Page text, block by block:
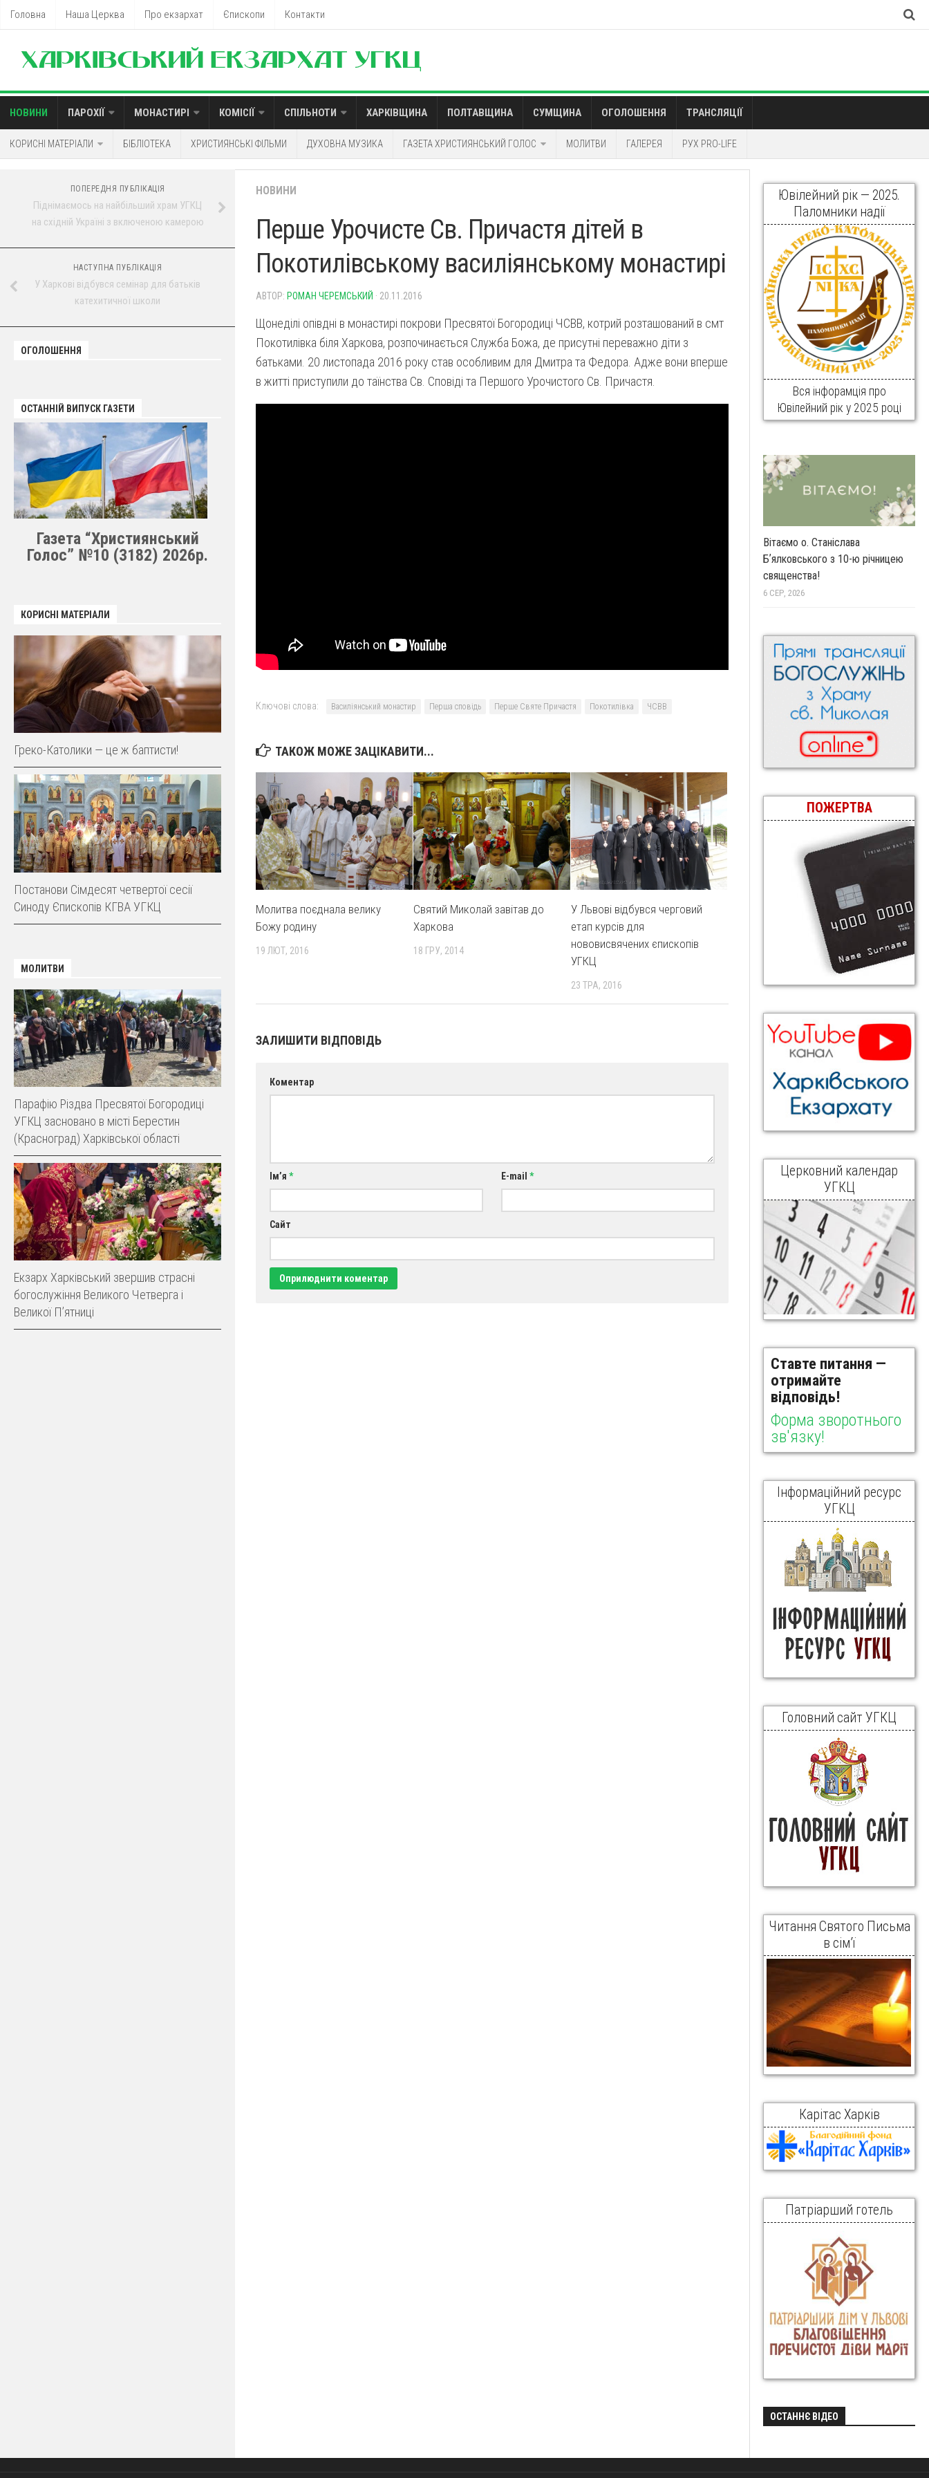
Головна Наша Церква Про екзархат Єпископи Контакти
НОВИНИ ПАРОХІЇ МОНАСТИРІ КОМІСІЇ СПІЛЬНОТИ ХАРКІВЩИНА ПОЛТАВЩИНА СУМЩИНА ОГОЛОШЕННЯ ТРАНСЛЯЦІЇ
КОРИСНІ МАТЕРІАЛИ БІБЛІОТЕКА ХРИСТИЯНСЬКІ ФІЛЬМИ ДУХОВНА МУЗИКА ГАЗЕТА ХРИСТИЯНСЬКИЙ ГОЛОС МОЛИТВИ ГАЛЕРЕЯ РУХ PRO-LIFE
НОВИНИ
Перше Урочисте Св. Причастя дітей в
Покотилівському василіянському монастирі
АВТОР: РОМАН ЧЕРЕМСЬКИЙ · 20.11.2016
Щонеділі опівдні в монастирі покрови Пресвятої Богородиці ЧСВВ, котрий розташований в смт
Покотилівка біля Харкова, розпочинається Служба Божа, де присутні переважно діти з
батьками. 20 листопада 2016 року став особливим для Дмитра та Федора. Адже вони вперше
в житті приступили до таїнства Св. Сповіді та Першого Урочистого Св. Причастя.
Ключові слова: Василіянський монастир Перша сповідь Перше Святе Причастя Покотилівка ЧСВВ
ТАКОЖ МОЖЕ ЗАЦІКАВИТИ...
Молитва поєднала велику
Божу родину
19 ЛЮТ, 2016
Святий Миколай завітав до
Харкова
18 ГРУ, 2014
У Львові відбувся черговий
етап курсів для
нововисвячених єпископів
УГКЦ
23 ТРА, 2016
ЗАЛИШИТИ ВІДПОВІДЬ
Коментар
Ім’я * E-mail *
Сайт
ПОПЕРЕДНЯ ПУБЛІКАЦІЯ
Піднімаємось на найбільший храм УГКЦ
на східній Україні з включеною камерою
НАСТУПНА ПУБЛІКАЦІЯ
У Харкові відбувся семінар для батьків
катехитичної школи
ОГОЛОШЕННЯ
ОСТАННІЙ ВИПУСК ГАЗЕТИ
Газета “Християнський
Голос” №10 (3182) 2026р.
КОРИСНІ МАТЕРІАЛИ
Греко-Католики — це ж баптисти!
Постанови Сімдесят четвертої сесії
Синоду Єпископів КГВА УГКЦ
МОЛИТВИ
Парафію Різдва Пресвятої Богородиці
УГКЦ засновано в місті Берестин
(Красноград) Харківської області
Екзарх Харківський звершив страсні
богослужіння Великого Четверга і
Великої Пʼятниці
Ювілейний рік — 2025.
Паломники надії
Вся інфорамція про
Ювілейний рік у 2025 році
Вітаємо о. Станіслава
Бʼялковського з 10-ю річницею
священства!
6 СЕР, 2026
ПОЖЕРТВА
Церковний календар
УГКЦ
Ставте питання —
отримайте
відповідь!
Форма зворотнього
зв'язку!
Інформаційний ресурс
УГКЦ
Головний сайт УГКЦ
Читання Святого Письма
в сім’ї
Карітас Харків
Патріарший готель
ОСТАННЄ ВІДЕО